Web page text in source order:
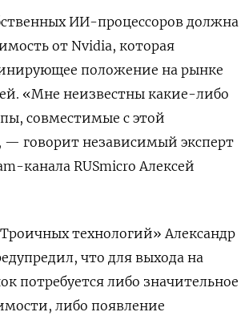
ИИ-процессоров должна
от Nvidia, которая
положение на рынке
«Мне неизвестны какие-либо
совместимые с этой
— говорит независимый эксперт
канала RUSmicro Алексей
технологий» Александр
что для выхода на
потребуется либо значительное
либо появление